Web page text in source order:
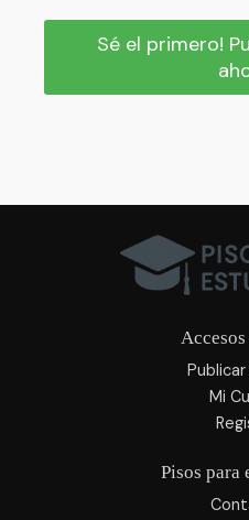
Sé el primero!
Mi
Pisos para